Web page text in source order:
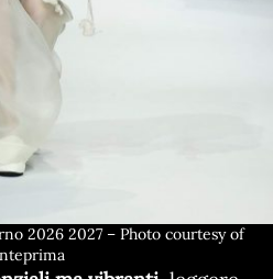
2026 2027 – Photo courtesy of